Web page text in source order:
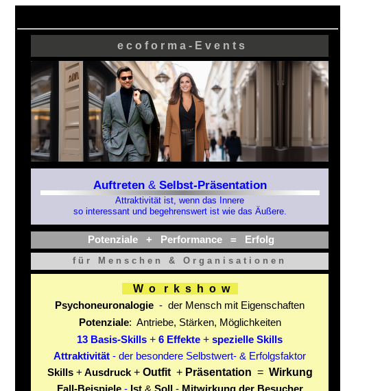
e c o f o r m a - E v e n t s
Auftreten &Selbst-Präsentation
Attraktivität ist, wenn das Innere
so interessant und begehrenswert ist wie das Äußere.
Potenziale + Performance = Erfolg
für Menschen & Organisationen
W o r k s h o w
Psychoneuronalogie - der Mensch mit Eigenschaften
Potenziale: Antriebe, Stärken, Möglichkeiten
13 Basis-Skills + 6 Effekte + spezielle Skills
Attraktivität - der besondere Selbstwert- & Erfolgsfaktor
Skills + Ausdruck +Outfit +Präsentation =Wirkung